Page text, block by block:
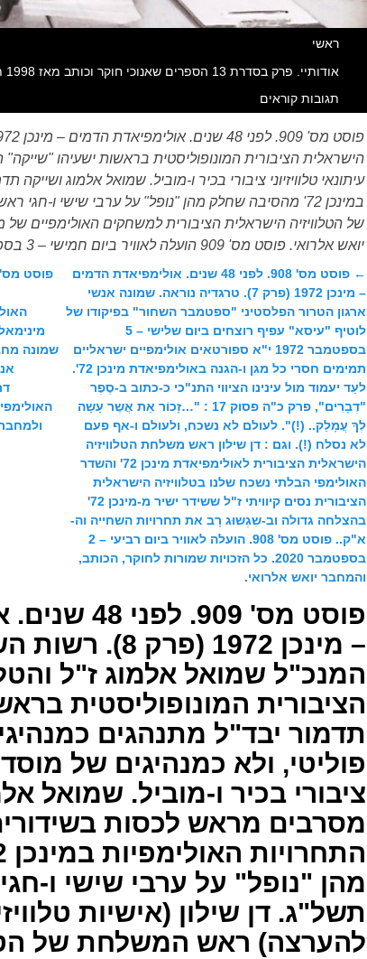
ראשי
אודותיי. פרק בסדרת 13 הספרים שאנוכי חוקר וכותב מאז 1998 תחת Title משותף הקרוי “מהפכת המידע הגדולה בהיסטוריה”. כל הזכויות שמורות.
תגובות קוראים
הישראלית הציבורית המונופוליסטית בראשות ישעיהו
עיתונאי טלוויזיוני ציבורי בכיר ו-מוביל. שמואל אלמוג
במינכן 72' מהסיבה שחלק מהן "נופל" על ערבי שישי ו-
יואש אלרואי. פוסט מס' 909 הועלה לאוויר ביום חמישי – 3 בספטמבר 2020.
ניווט בפוסטים
←
פוסט מס' 908. לפני 48 שנים. אולימפיאדת הדמים
– מינכן 1972 (פרק 7). טרגדיה נוראה. שמונה אנשי
ארגון הטרור הפלסטיני "ספטמבר השחור" בפיקודו של
לוטיף "עיסא" עפיף רוצחים ביום שלישי – 5
בספטמבר 1972 י"א ספורטאים אולימפיים ישראליים
תמימים חסרי כל מגן ו-הגנה באולימפיאדת מינכן 72'.
לעַד יעמוד מול עינינו הציווי התנ"כי כ-כתוב ב-סֶפֶר
"דְבָרִים", פרק כ"ה פסוק 17 : "…זָכוֹר אֵת אֲשֶר עָשָה
לְךָ עֲמָלֵק.. (!)". לעולם לא נשכח, ולעולם ו-אף פעם
לא נסלח (!). וגם : דן שילון ראש משלחת הטלוויזיה
הישראלית הציבורית לאולימפיאדת מינכן 72' והשדר
האולימפי הבלתי נשכח שלנו בטלוויזיה הישראלית
הציבורית נסים קיוויתי ז"ל ששידר ישיר מ-מינכן 72'
בהצלחה גדולה וב-שִגְשוּג רָב את תחרויות השחייה וה-
א"ק.. פוסט מס' 908. הועלה לאוויר ביום רביעי – 2
בספטמבר 2020. כל הזכויות שמורות לחוקר, הכותב,
והמחבר יואש אלרואי.
שמונה
פוסט מס'
– מינכן 1972
המנכ"ל שמואל אלמוג ז"ל
הציבורית המונופוליסטית
תדמור יבד"ל מתנהגים
פוליטי, ולא כמנהיגים של מוסד
ציבורי בכיר ו-מוביל. שמואל
מסרבים מראש לכסות
מהן "נופל" על ערבי שישי ו-
תשל"ג. דן שילון (אישיות
להערצה) ראש המשלחת של